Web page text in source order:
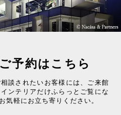
予約はこちら
談されたいお客様には、ご来館
ンテリアだけふらっとご覧にな
気軽にお立ち寄りください。